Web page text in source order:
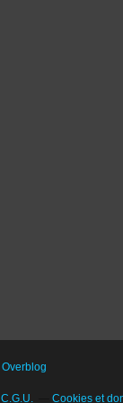
Overblog
C.G.U. Cookies et